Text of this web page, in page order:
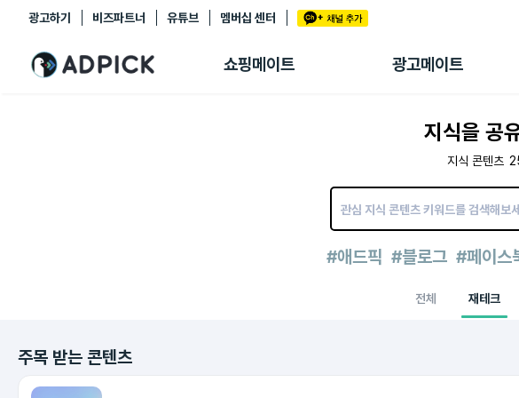
광고하기 비즈파트너 유튜브 멤버십 센터
쇼핑메이트 광고메이트
추천상품
쇼핑 에이전트
광고리포트
지식을 공
지식 콘텐츠
#애드픽 #블로그 #페이스
전체 재테크
주목 받는 콘텐츠